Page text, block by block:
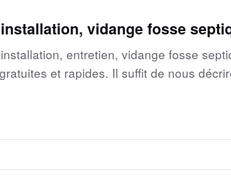
vidange fosse
entretien, vidange fosse
et rapides. Il suffit de nous